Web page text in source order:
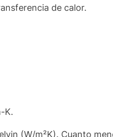
de calor.
K.
(W/m²K). Cuanto